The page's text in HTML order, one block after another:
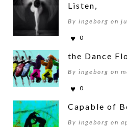
Listen,
By ingeborg on
0
the Dance
By ingeborg on
0
Capable of
By ingeborg on